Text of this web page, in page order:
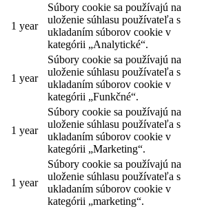
1 year
Súbory cookie sa používajú na
uloženie súhlasu používateľa s
ukladaním súborov cookie v
kategórii „Analytické“.
1 year
Súbory cookie sa používajú na
uloženie súhlasu používateľa s
ukladaním súborov cookie v
kategórii „Funkčné“.
1 year
Súbory cookie sa používajú na
uloženie súhlasu používateľa s
ukladaním súborov cookie v
kategórii „Marketing“.
1 year
Súbory cookie sa používajú na
uloženie súhlasu používateľa s
ukladaním súborov cookie v
kategórii „marketing“.